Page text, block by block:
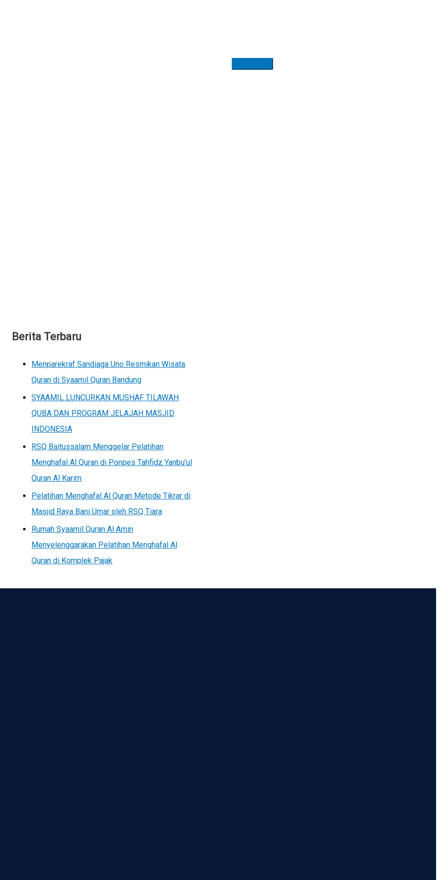
Berita Terbaru
Menparekraf Sandiaga Uno Resmikan Wisata
Quran di Syaamil Quran Bandung
SYAAMIL LUNCURKAN MUSHAF TILAWAH
QUBA DAN PROGRAM JELAJAH MASJID
INDONESIA
RSQ Baitussalam Menggelar Pelatihan
Menghafal Al Quran di Ponpes Tahfidz Yanbu’ul
Quran Al Karim
Pelatihan Menghafal Al Quran Metode Tikrar di
Masjid Raya Bani Umar oleh RSQ Tiara
Rumah Syaamil Quran Al Amin
Menyelenggarakan Pelatihan Menghafal Al
Quran di Komplek Pajak